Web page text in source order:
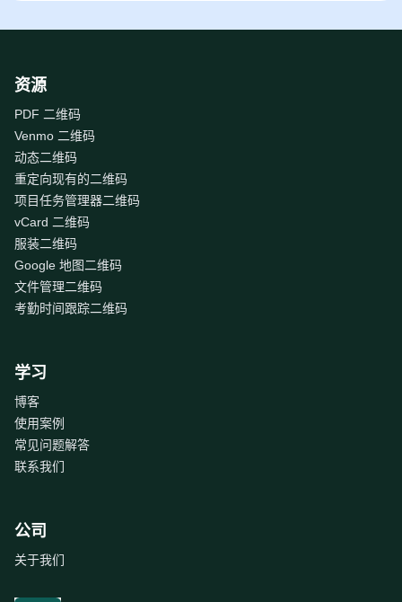
资源
PDF 二维码
Venmo 二维码
动态二维码
重定向现有的二维码
项目任务管理器二维码
vCard 二维码
服装二维码
Google 地图二维码
文件管理二维码
考勤时间跟踪二维码
学习
博客
使用案例
常见问题解答
联系我们
公司
关于我们